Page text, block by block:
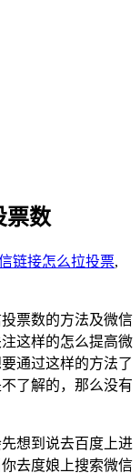
票数
链接怎么拉投票,
票数的方法及微信
这样的怎么提高微
通过这样的方法了
了解的，那么没有
想到说去百度上进
去度娘上搜索微信